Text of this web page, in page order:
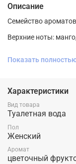
Описание
Семейство
Верхние ноты:
Экзотическое
цветочной
заряд
сладость спелого
нотками лилии и
удовольствие для
Показать
Характеристики
Вид товара
Туалетная вода
Пол
Женский
Аромат
цветочный